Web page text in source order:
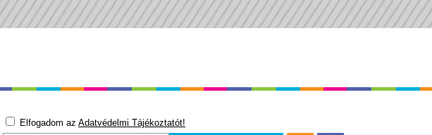
Elfogadom az Adatvédelmi Tájékoztatót!